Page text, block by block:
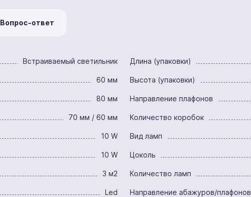
Вопрос-ответ
Встраиваемый светильник
60 мм
80 мм
70 мм / 60 мм
10 W
10 W
3 м2
Led
Длина (упаковки)
Высота (упаковки)
Направление плафонов
Количество коробок
Вид ламп
Цоколь
Количество ламп
Направление абажуров/плафонов